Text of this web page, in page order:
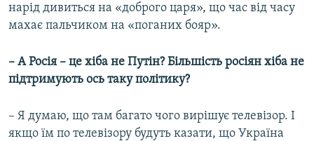
нарід дивиться на «доброго царя», що час від часу
махає пальчиком на «поганих бояр».
– А Росія – це хіба не Путін? Більшість росіян хіба не
підтримують ось таку політику?
– Я думаю, що там багато чого вирішує телевізор. І
якщо їм по телевізору будуть казати, що Україна